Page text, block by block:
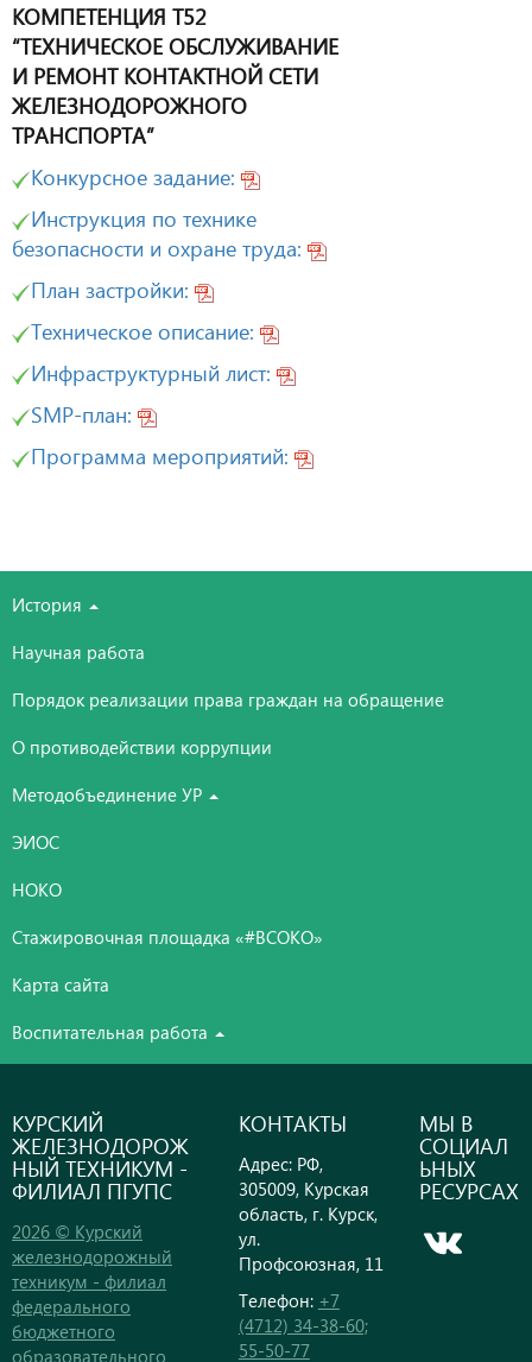
КОМПЕТЕНЦИЯ Т52
“ТЕХНИЧЕСКОЕ ОБСЛУЖИВАНИЕ
И РЕМОНТ КОНТАКТНОЙ СЕТИ
ЖЕЛЕЗНОДОРОЖНОГО
ТРАНСПОРТА”
Конкурсное задание:
Инструкция по технике
безопасности и охране труда:
План застройки:
Техническое описание:
Инфраструктурный лист:
SMP-план:
Программа мероприятий:
История
Научная работа
Порядок реализации права граждан на обращение
О противодействии коррупции
Методобъединение УР
ЭИОС
НОКО
Стажировочная площадка «#ВСОКО»
Карта сайта
Воспитательная работа
КУРСКИЙ
ЖЕЛЕЗНОДОРОЖ
НЫЙ ТЕХНИКУМ -
ФИЛИАЛ ПГУПС
2026 © Курский
железнодорожный
техникум - филиал
федерального
бюджетного
образовательного
КОНТАКТЫ
Адрес: РФ,
305009, Курская
область, г. Курск,
ул.
Профсоюзная, 11
Телефон: +7
(4712) 34-38-60;
55-50-77
МЫ В
СОЦИАЛ
ЬНЫХ
РЕСУРСАХ